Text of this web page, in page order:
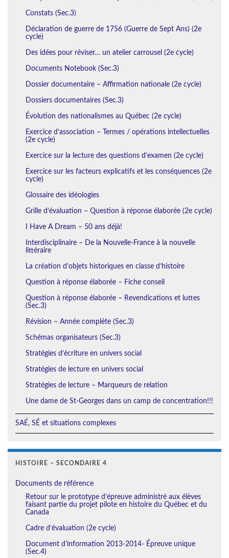
Constats (Sec.3)
Déclaration de guerre de 1756 (Guerre de Sept Ans) (2e
cycle)
Des idées pour réviser… un atelier carrousel (2e cycle)
Documents Notebook (Sec.3)
Dossier documentaire – Affirmation nationale (2e cycle)
Dossiers documentaires (Sec.3)
Évolution des nationalismes au Québec (2e cycle)
Exercice d’association – Termes / opérations intellectuelles
(2e cycle)
Exercice sur la lecture des questions d’examen (2e cycle)
Exercice sur les facteurs explicatifs et les conséquences (2e
cycle)
Glossaire des idéologies
Grille d’évaluation – Question à réponse élaborée (2e cycle)
I Have A Dream – 50 ans déjà!
Interdisciplinaire – De la Nouvelle-France à la nouvelle
littéraire
La création d’objets historiques en classe d’histoire
Question à réponse élaborée – Fiche conseil
Question à réponse élaborée – Revendications et luttes
(Sec.3)
Révision – Année complète (Sec.3)
Schémas organisateurs (Sec.3)
Stratégies d’écriture en univers social
Stratégies de lecture en univers social
Stratégies de lecture – Marqueurs de relation
Une dame de St-Georges dans un camp de concentration!!!
SAÉ, SÉ et situations complexes
HISTOIRE – SECONDAIRE 4
Documents de référence
Retour sur le prototype d’épreuve administré aux élèves
faisant partie du projet pilote en histoire du Québec et du
Canada
Cadre d’évaluation (2e cycle)
Document d’information 2013-2014- Épreuve unique
(Sec.4)